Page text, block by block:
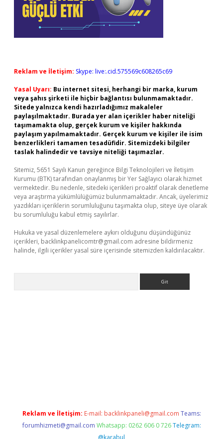
Reklam ve İletişim: Skype: live:.cid.575569c608265c69
Yasal Uyarı: Bu internet sitesi, herhangi bir marka, kurum
veya şahıs şirketi ile hiçbir bağlantısı bulunmamaktadır.
Sitede yalnızca kendi hazırladığımız makaleler
paylaşılmaktadır. Burada yer alan içerikler haber niteliği
taşımamakta olup, gerçek kurum ve kişiler hakkında
paylaşım yapılmamaktadır. Gerçek kurum ve kişiler ile isim
benzerlikleri tamamen tesadüfidir. Sitemizdeki bilgiler
taslak halindedir ve tavsiye niteliği taşımazlar.
Sitemiz, 5651 Sayılı Kanun gereğince Bilgi Teknolojileri ve İletişim
Kurumu (BTK) tarafından onaylanmış bir Yer Sağlayıcı olarak hizmet
vermektedir. Bu nedenle, sitedeki içerikleri proaktif olarak denetleme
veya araştırma yükümlülüğümüz bulunmamaktadır. Ancak, üyelerimiz
yazdıkları içeriklerin sorumluluğunu taşımakta olup, siteye üye olarak
bu sorumluluğu kabul etmiş sayılırlar.
Hukuka ve yasal düzenlemelere aykırı olduğunu düşündüğünüz
içerikleri, backlinkpanelicomtr@gmail.com adresine bildirmeniz
halinde, ilgili içerikler yasal süre içerisinde sitemizden kaldırılacaktır.
Reklam ve İletişim: E-mail: backlinkpaneli@gmail.com Teams:
forumhizmeti@gmail.com Whatsapp: 0262 606 0 726 Telegram:
@karabul